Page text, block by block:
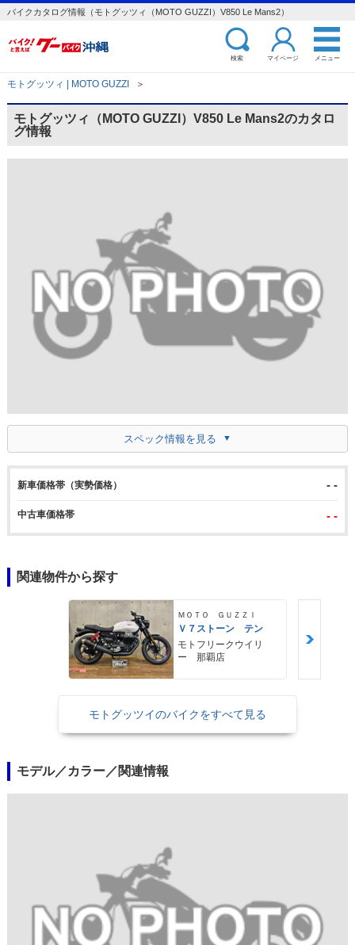
バイクカタログ情報（モトグッツィ（MOTO GUZZI）V850 Le Mans2）
検索 マイページ メニュー
モトグッツィ | MOTO GUZZI ＞
モトグッツィ（MOTO GUZZI）V850 Le Mans2のカタロ
グ情報
スペック情報を見る
新車価格帯（実勢価格） - -
中古車価格帯 - -
関連物件から探す
ＭＯＴＯ ＧＵＺＺＩ
Ｖ７ストーン テン
モトフリークウイリ
ー 那覇店
モトグッツイのバイクをすべて見る
モデル／カラー／関連情報